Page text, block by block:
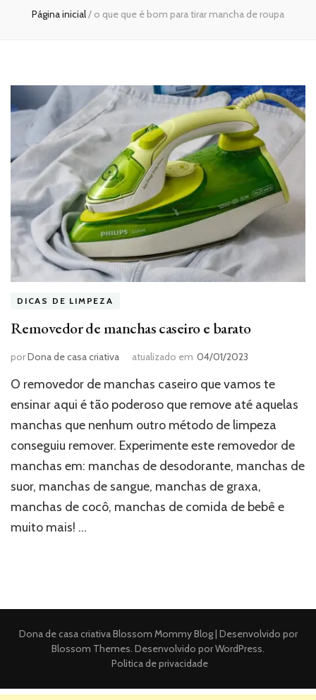
Página inicial/ o que que é bom para tirar mancha de roupa
DICAS DE LIMPEZA
Removedor de manchas caseiro e barato
porDona de casa criativa atualizado em 04/01/2023
O removedor de manchas caseiro que vamos te
ensinar aqui é tão poderoso que remove até aquelas
manchas que nenhum outro método de limpeza
conseguiu remover. Experimente este removedor de
manchas em: manchas de desodorante, manchas de
suor, manchas de sangue, manchas de graxa,
manchas de cocô, manchas de comida de bebê e
muito mais! …
Dona de casa criativaBlossom Mommy Blog | Desenvolvido por
Blossom Themes. Desenvolvido porWordPress.
Politica de privacidade